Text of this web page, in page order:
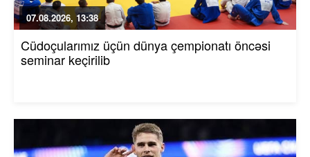
07.08.2026, 13:38
Cüdoçularımız üçün dünya çempionatı öncəsi
seminar keçirilib